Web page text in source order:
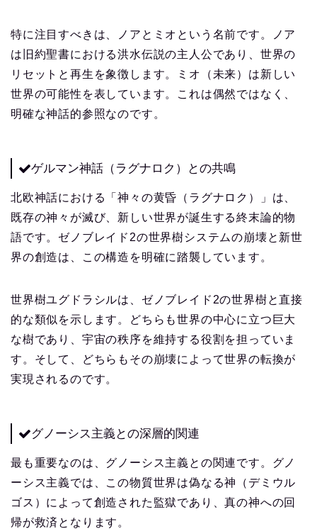
特に注目すべきは、ノアとミオという名前です。ノア
は旧約聖書における洪水伝説の主人公であり、世界の
リセットと再生を象徴します。ミオ（未来）は新しい
世界の可能性を表しています。これは偶然ではなく、
明確な神話的参照なのです。
ゲルマン神話（ラグナロク）との共鳴
北欧神話における「神々の黄昏（ラグナロク）」は、
既存の神々が滅び、新しい世界が誕生する終末論的物
語です。ゼノブレイド2の世界樹システムの崩壊と新世
界の創造は、この構造を明確に踏襲しています。
世界樹ユグドラシルは、ゼノブレイド2の世界樹と直接
的な類似を示します。どちらも世界の中心に立つ巨大
な樹であり、宇宙の秩序を維持する役割を担っていま
す。そして、どちらもその崩壊によって世界の転換が
実現されるのです。
グノーシス主義との深層的関連
最も重要なのは、グノーシス主義との関連です。グノ
ーシス主義では、この物質世界は偽なる神（デミウル
ゴス）によって創造された監獄であり、真の神への回
帰が救済となります。